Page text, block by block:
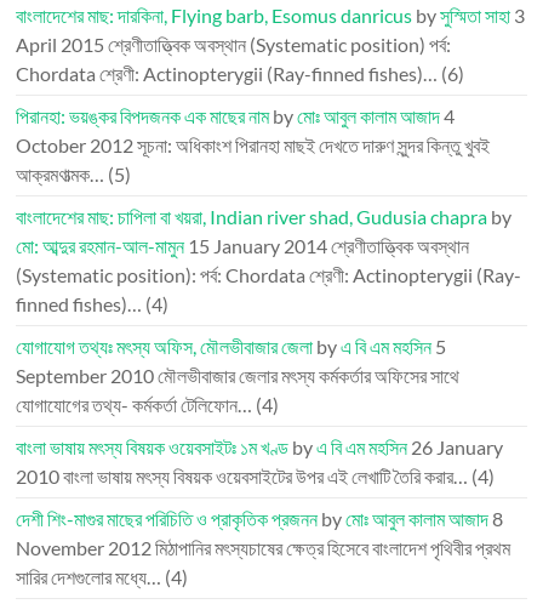
বাংলাদেশের মাছ: দারকিনা, Flying barb, Esomus danricus byসুস্মিতা সাহা 3
April 2015 শ্রেণীতাত্ত্বিক অবস্থান (Systematic position) পর্ব:
Chordata শ্রেণী: Actinopterygii (Ray-finned fishes)… (6)
পিরানহা: ভয়ঙ্কর বিপদজনক এক মাছের নামbyমোঃ আবুল কালাম আজাদ4
October 2012সূচনা: অধিকাংশ পিরানহা মাছই দেখতে দারুণ সুন্দর কিন্তু খুবই
আক্রমণাত্মক… (5)
বাংলাদেশের মাছ: চাপিলা বা খয়রা, Indian river shad, Gudusia chapra by
মো: আব্দুর রহমান-আল-মামুন 15 January 2014শ্রেণীতাত্ত্বিক অবস্থান
(Systematic position): পর্ব: Chordata শ্রেণী: Actinopterygii (Ray-
finned fishes)… (4)
যোগাযোগ তথ্যঃ মৎস্য অফিস, মৌলভীবাজার জেলা byএ বি এম মহসিন5
September 2010মৌলভীবাজার জেলার মৎস্য কর্মকর্তার অফিসের সাথে
যোগাযোগের তথ্য- কর্মকর্তা টেলিফোন… (4)
বাংলা ভাষায় মৎস্য বিষয়ক ওয়েবসাইটঃ ১ম খণ্ড byএ বি এম মহসিন26 January
2010বাংলা ভাষায় মৎস্য বিষয়ক ওয়েবসাইটের উপর এই লেখাটি তৈরি করার… (4)
দেশী শিং-মাগুর মাছের পরিচিতি ও প্রাকৃতিক প্রজননbyমোঃ আবুল কালাম আজাদ8
November 2012মিঠাপানির মৎস্যচাষের ক্ষেত্র হিসেবে বাংলাদেশ পৃথিবীর প্রথম
সারির দেশগুলোর মধ্যে… (4)